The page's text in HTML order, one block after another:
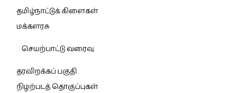
தமிழ்நாட்டுக் கிளைகள்
மக்களரசு
செயற்பாட்டு வரைவு
தரவிறக்கப் பகுதி
நிழற்படத் தொகுப்புகள்